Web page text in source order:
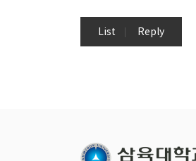
List Reply